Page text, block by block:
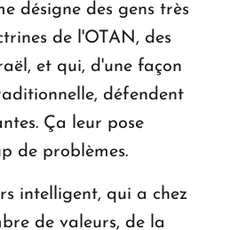
désigne des gens très
de l'OTAN, des
et qui, d'une façon
défendent
Ça leur pose
de problèmes.
intelligent, qui a chez
de valeurs, de la